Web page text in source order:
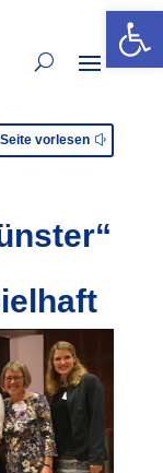
Seite vorlesen